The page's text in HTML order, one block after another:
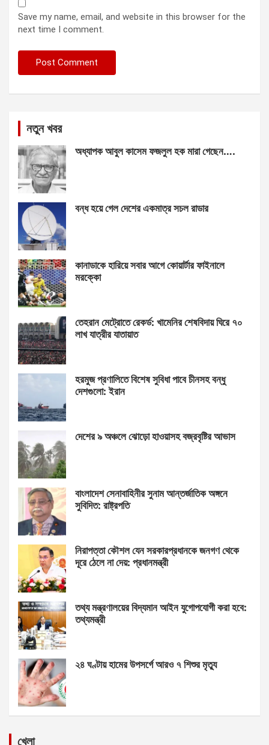
Save my name, email, and website in this browser for the
next time I comment.
নতুন খবর
অধ্যাপক আবুল কাসেম ফজলুল হক মারা গেছেন….
বন্ধ হয়ে গেল দেশের একমাত্র সচল রাডার
কানাডাকে হারিয়ে সবার আগে কোয়ার্টার ফাইনালে
মরক্কো
তেহরান মেট্রোতে রেকর্ড: খামেনির শেষবিদায় ঘিরে ৭০
লাখ যাত্রীর যাতায়াত
হরমুজ প্রণালিতে বিশেষ সুবিধা পাবে চীনসহ বন্ধু
দেশগুলো: ইরান
দেশের ৯ অঞ্চলে ঝোড়ো হাওয়াসহ বজ্রবৃষ্টির আভাস
বাংলাদেশ সেনাবাহিনীর সুনাম আন্তর্জাতিক অঙ্গনে
সুবিদিত: রাষ্ট্রপতি
নিরাপত্তা কৌশল যেন সরকারপ্রধানকে জনগণ থেকে
দূরে ঠেলে না দেয়: প্রধানমন্ত্রী
তথ্য মন্ত্রণালয়ের বিদ্যমান আইন যুগোপযোগী করা হবে:
তথ্যমন্ত্রী
২৪ ঘণ্টায় হামের উপসর্গে আরও ৭ শিশুর মৃত্যু
খেলা